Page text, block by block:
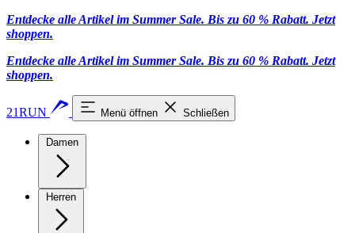
Entdecke alle Artikel im Summer Sale. Bis zu 60 % Rabatt. Jetzt
shoppen.
Entdecke alle Artikel im Summer Sale. Bis zu 60 % Rabatt. Jetzt
shoppen.
21RUN Menü öffnen Schließen
Damen
Herren